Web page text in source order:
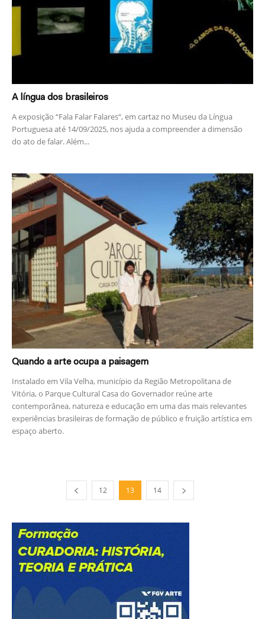
A língua dos brasileiros
A exposição “Fala Falar Falares​“, em cartaz no Museu da Língua
Portuguesa até 14/09/2025, nos ajuda a compreender a dimensão
do ato de falar. Além...
Quando a arte ocupa a paisagem
Instalado em Vila Velha, município da Região Metropolitana de
Vitória, o Parque Cultural Casa do Governador reúne arte
contemporânea, natureza e educação em uma das mais relevantes
experiências brasileiras de formação de público e fruição artística em
espaço aberto.
12 13 14